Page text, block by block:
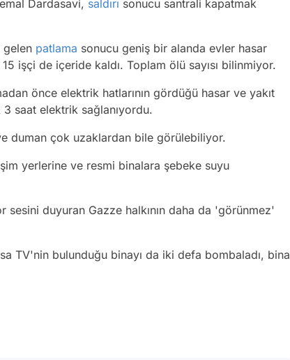
Dardasavi, saldırı sonucu santrali kapatmak
gelen patlama sonucu geniş bir alanda evler hasar
15 işçi de içeride kaldı. Toplam ölü sayısı bilinmiyor.
önce elektrik hatlarının gördüğü hasar ve yakıt
3 saat elektrik sağlanıyordu.
duman çok uzaklardan bile görülebiliyor.
yerlerine ve resmi binalara şebeke suyu
sesini duyuran Gazze halkının daha da 'görünmez'
TV'nin bulunduğu binayı da iki defa bombaladı, bina